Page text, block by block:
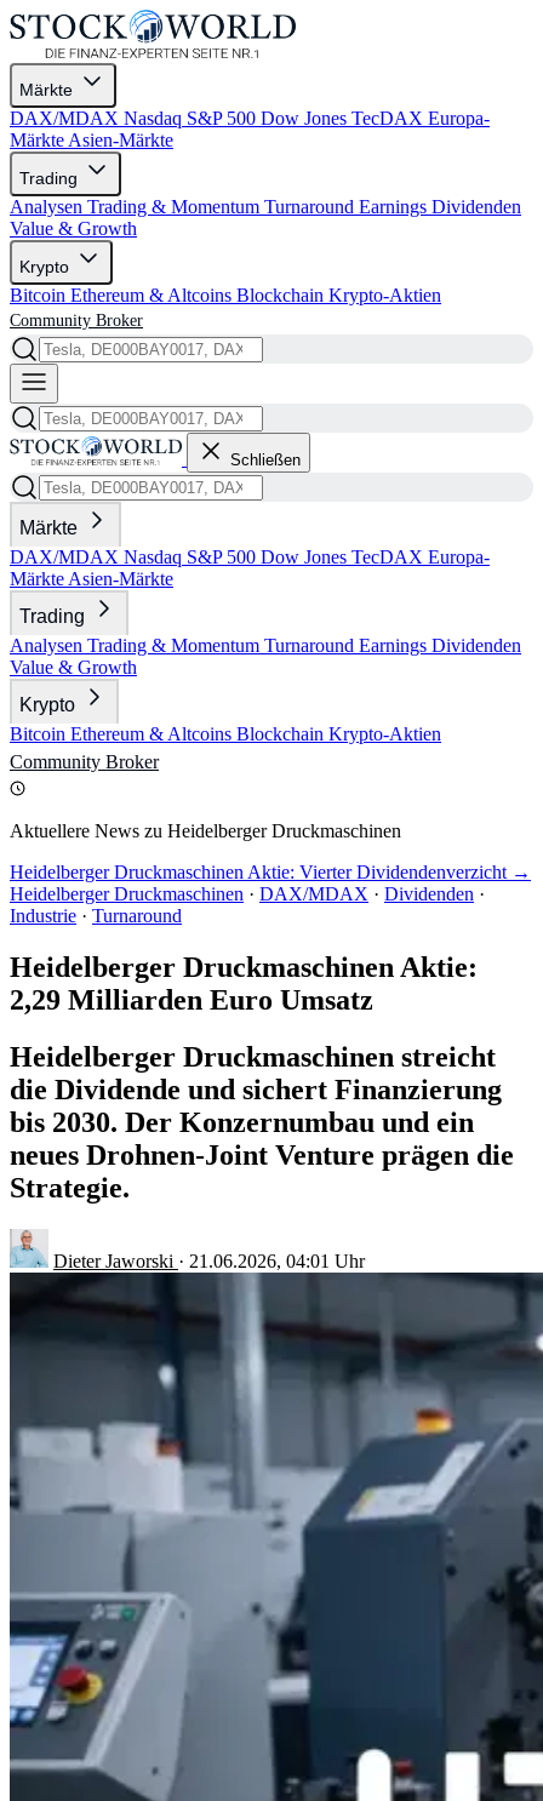
Märkte
DAX/MDAX Nasdaq S&P 500 Dow Jones TecDAX Europa-
Märkte Asien-Märkte
Trading
Analysen Trading & Momentum Turnaround Earnings Dividenden
Value & Growth
Krypto
Bitcoin Ethereum & Altcoins Blockchain Krypto-Aktien
Community Broker
Schließen
Märkte
DAX/MDAX Nasdaq S&P 500 Dow Jones TecDAX Europa-
Märkte Asien-Märkte
Trading
Analysen Trading & Momentum Turnaround Earnings Dividenden
Value & Growth
Krypto
Bitcoin Ethereum & Altcoins Blockchain Krypto-Aktien
Community Broker
Aktuellere News zu Heidelberger Druckmaschinen
Heidelberger Druckmaschinen Aktie: Vierter Dividendenverzicht →
Heidelberger Druckmaschinen · DAX/MDAX · Dividenden ·
Industrie · Turnaround
Heidelberger Druckmaschinen Aktie:
2,29 Milliarden Euro Umsatz
Heidelberger Druckmaschinen streicht
die Dividende und sichert Finanzierung
bis 2030. Der Konzernumbau und ein
neues Drohnen-Joint Venture prägen die
Strategie.
Dieter Jaworski · 21.06.2026, 04:01 Uhr